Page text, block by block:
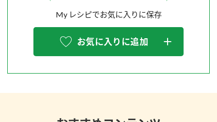
My レシピでお気に入りに保存
お気に入りに追加